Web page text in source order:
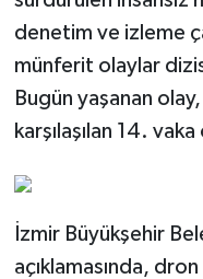
denetim ve izleme
münferit olaylar dizisi
Bugün yaşanan
karşılaşılan 14.
İzmir Büyükşehir
açıklamasında,